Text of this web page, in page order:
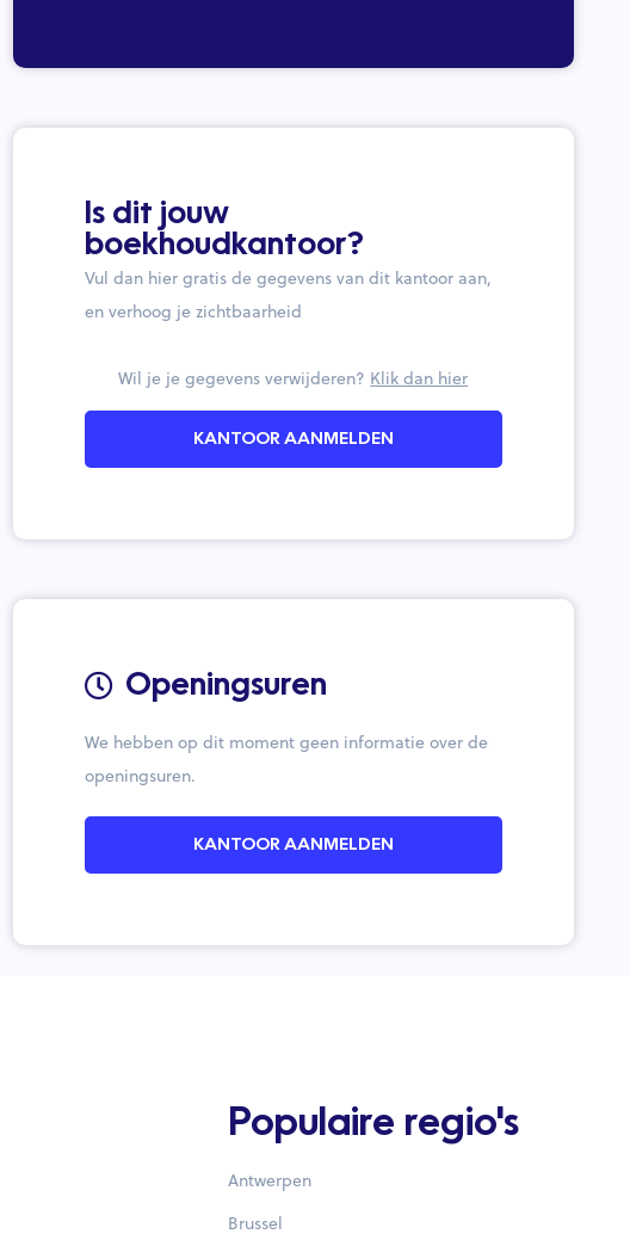
Is dit jouw
boekhoudkantoor?
Vul dan hier gratis de gegevens van dit kantoor aan,
en verhoog je zichtbaarheid
Wil je je gegevens verwijderen? Klik dan hier
KANTOOR AANMELDEN
Openingsuren
We hebben op dit moment geen informatie over de
openingsuren.
KANTOOR AANMELDEN
Populaire regio's
Antwerpen
Brussel